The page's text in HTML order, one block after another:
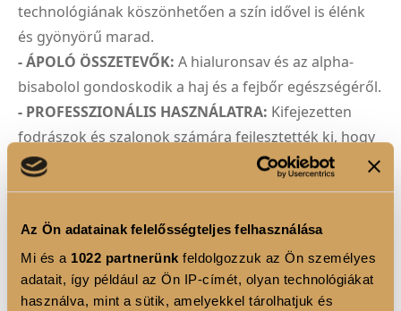
Az Ön adatainak felelősségteljes felhasználása
Mi és a 1022 partnerünk feldolgozzuk az Ön személyes
adatait, így például az Ön IP-címét, olyan technológiákat
használva, mint a sütik, amelyekkel tárolhatjuk és
technológiának köszönhetően a szín idővel is élénk
és gyönyörű marad.
- ÁPOLÓ ÖSSZETEVŐK: A hialuronsav és az alpha-
bisabolol gondoskodik a haj és a fejbőr egészségéről.
- PROFESSZIONÁLIS HASZNÁLATRA: Kifejezetten
fodrászok és szalonok számára fejlesztették ki, hogy
a vendégek számára a legjobb eredményt biztosítsák.
A Luxoya Professional Paris hajfestékei a 4D
Pigmentációs Technológiával új szintre emelik a
hajszínezést. A 3D technológia révén a pigmentek